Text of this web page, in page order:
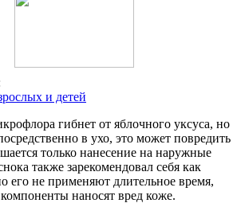
и детей
гибнет от яблочного уксуса, но
в ухо, это может повредить
только нанесение на наружные
также зарекомендовал себя как
его не применяют длительное время,
наносят вред коже.